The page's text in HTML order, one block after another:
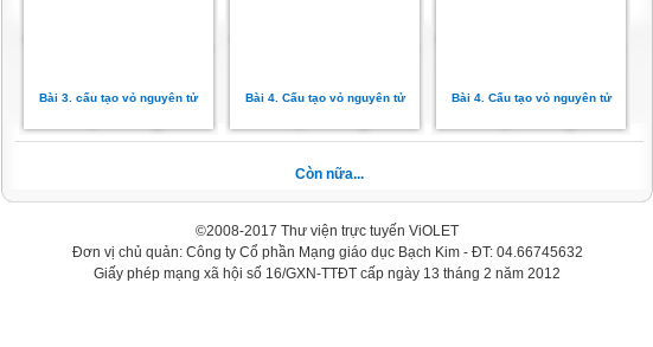
Bài 3. cấu tạo vỏ nguyên tử Bài 4. Cấu tạo vỏ nguyên tử Bài 4. Cấu tạo vỏ nguyên tử
Còn nữa...
©2008-2017 Thư viện trực tuyến ViOLET
Đơn vị chủ quản: Công ty Cổ phần Mạng giáo dục Bạch Kim - ĐT: 04.66745632
Giấy phép mạng xã hội số 16/GXN-TTĐT cấp ngày 13 tháng 2 năm 2012